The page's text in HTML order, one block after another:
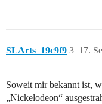
SLArts_19c9f9 17.
3
Soweit mir bekannt ist,
„Nickelodeon“